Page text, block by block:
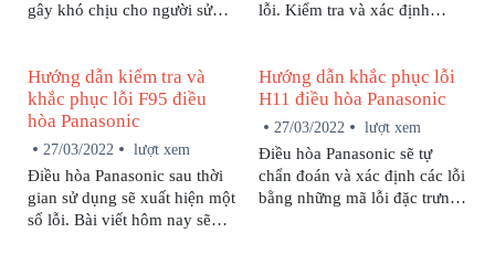
gây khó chịu cho người sử
quan tâm. Hãy cùng chúng
tôi tìm hiểu trong bài viết sau.
lỗi. Kiểm tra và xác định
Hướng dẫn kiểm tra và
khắc phục lỗi F95 điều
hòa Panasonic
27/03/2022
lượt xem
Điều hòa Panasonic sau thời
gian sử dụng sẽ xuất hiện một
số lỗi. Bài viết hôm nay sẽ
Hướng dẫn khắc phục lỗi
H11 điều hòa Panasonic
27/03/2022
lượt xem
Điều hòa Panasonic sẽ tự
chẩn đoán và xác định các lỗi
bằng những mã lỗi đặc trưng.